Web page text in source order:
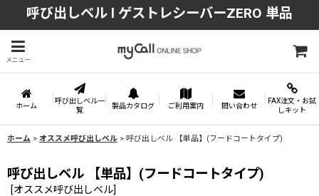
呼び出しベル l ゲストレシーバーZERO 単品
メニュー
ホーム
呼び出しベル一
覧
製品カタログ ご利用案内 問い合わせ
FAX注文・お試
しキット
ホーム > オススメ呼び出しベル > 呼び出しベル 【単品】(フードコートタイプ)
呼び出しベル 【単品】(フードコートタイプ)
[オススメ呼び出しベル]